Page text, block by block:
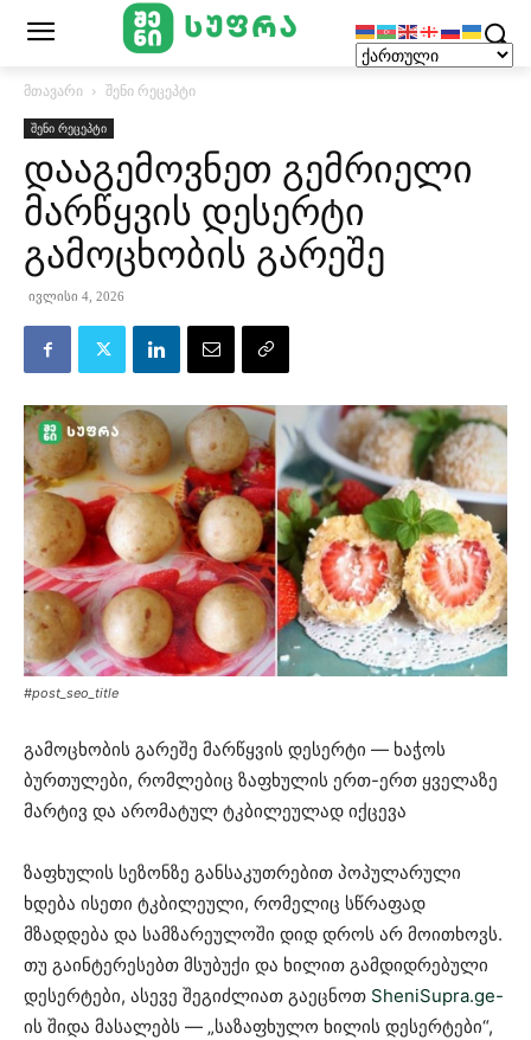
მთავარი შენი რეცეპტი
შენი რეცეპტი
დააგემოვნეთ გემრიელი
მარწყვის დესერტი
გამოცხობის გარეშე
ივლისი 4, 2026
#post_seo_title
გამოცხობის გარეშე მარწყვის დესერტი — ხაჭოს
ბურთულები, რომლებიც ზაფხულის ერთ-ერთ ყველაზე
მარტივ და არომატულ ტკბილეულად იქცევა
ზაფხულის სეზონზე განსაკუთრებით პოპულარული
ხდება ისეთი ტკბილეული, რომელიც სწრაფად
მზადდება და სამზარეულოში დიდ დროს არ მოითხოვს.
თუ გაინტერესებთ მსუბუქი და ხილით გამდიდრებული
დესერტები, ასევე შეგიძლიათ გაეცნოთ SheniSupra.ge-
ის შიდა მასალებს — „საზაფხულო ხილის დესერტები“,